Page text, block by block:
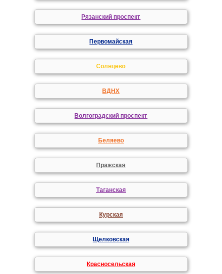
Рязанский проспект
Первомайская
Солнцево
ВДНХ
Волгоградский проспект
Беляево
Пражская
Таганская
Курская
Щелковская
Красносельская